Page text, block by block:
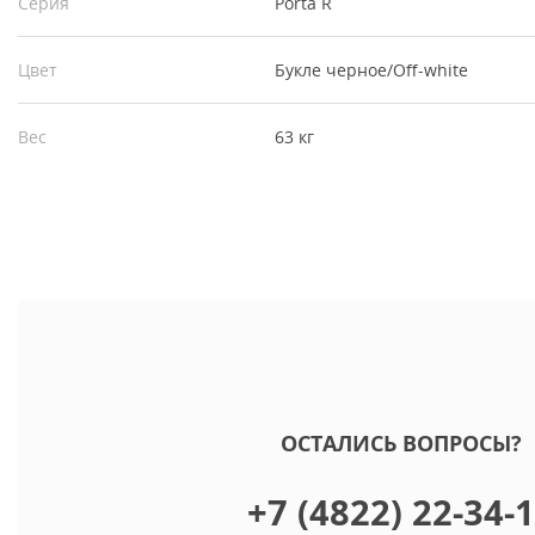
Цвет Букле черное/Off-white
Вес 63 кг
ОСТАЛИСЬ ВОПРОСЫ?
+7 (4822) 22-34-